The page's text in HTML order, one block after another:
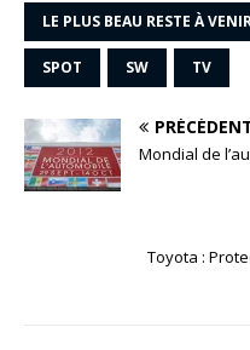
LE PLUS BEAU RESTE À
SPOT SW TV
Mondial de
Toyota :